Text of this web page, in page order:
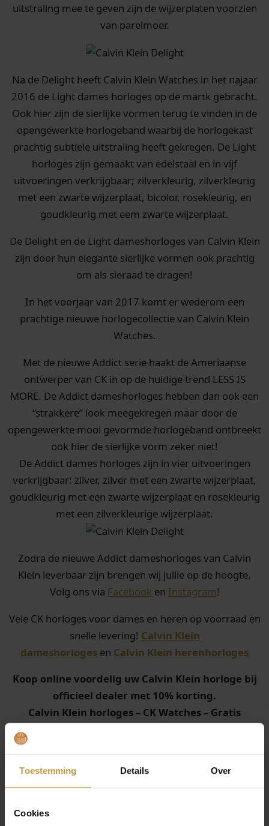
Toestemming Details Over
Cookies
uitstraling mee te geven zijn de wijzerplaten voorzien
van parelmoer.
Na de Delight heeft Calvin Klein Watches in het najaar
2016 de Light dames horloges op de martk gebracht.
Ook hier zijn de sierlijke vormen terug te vinden in de
opengewerkte horlogeband waarbij de horlogekast
prachtig subtiele uitstraling heeft gekregen. De Light
horloges zijn gemaakt van edelstaal en in vijf
uitvoeringen verkrijgbaar; zilverkleurig, zilverkleurig
met een zwarte wijzerplaat, bicolor, rosekleurig, en
goudkleurig met eem zwarte wijzerplaat.
De Delight en de Light dameshorloges van Calvin Klein
zijn door hun elegante sierlijke vormen ook prachtig
om als sieraad te dragen!
In het voorjaar van 2017 komt er wederom een
prachtige nieuwe horlogecollectie van Calvin Klein
Watches.
Met de nieuwe Addict serie haakt de Ameriaanse
ontwerper van CK in op de huidige trend LESS IS
MORE. De Addict dameshorloges hebben dan ook een
“strakkere” look meegekregen maar door de
opengewerkte mooi gevormde horlogeband ontbreekt
ook hier de sierlijke vorm zeker niet!
De Addict dames horloges zijn in vier uitvoeringen
verkrijgbaar: zilver, zilver met een zwarte wijzerplaat,
goudkleurig met een zwarte wijzerplaat en rosekleurig
met een zilverkleurige wijzerplaat.
Zodra de nieuwe Addict dameshorloges van Calvin
Klein leverbaar zijn brengen wij jullie op de hoogte.
Volg ons via Facebook en Instagram!
Vele CK horloges voor dames en heren op voorraad en
snelle levering! Calvin Klein
dameshorloges en Calvin Klein herenhorloges
Koop online voordelig uw Calvin Klein horloge bij
officieel dealer met 10% korting.
Calvin Klein horloges – CK Watches – Gratis
Ben Torque armband